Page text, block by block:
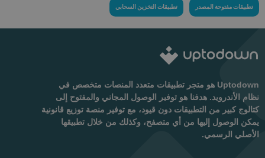
تطبيقات مفتوحة المصدر تطبيقات التخزين السحابي
Uptodown هو متجر تطبيقات متعدد المنصات متخصص في
نظام الأندرويد. هدفنا هو توفير الوصول المجاني والمفتوح إلى
كتالوج كبير من التطبيقات دون قيود، مع توفير منصة توزيع قانونية
يمكن الوصول إليها من أي متصفح، وكذلك من خلال تطبيقها
الأصلي الرسمي.